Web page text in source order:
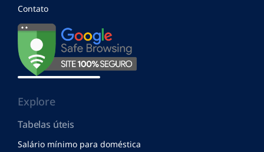
Contato
Explore
Tabelas úteis
Salário mínimo para doméstica